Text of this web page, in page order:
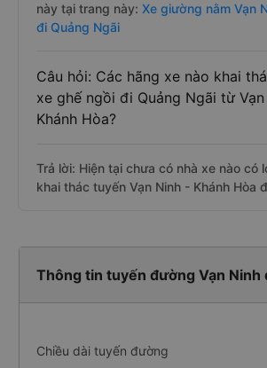
này tại trang này: Xe giường nằm Vạn
đi Quảng Ngãi
Câu hỏi: Các hãng xe nào khai
xe ghế ngồi đi Quảng Ngãi từ
Khánh Hòa?
Trả lời: Hiện tại chưa có nhà xe nào có
khai thác tuyến Vạn Ninh - Khánh Hòa
Thông tin tuyến đường Vạn Ninh
Chiều dài tuyến đường